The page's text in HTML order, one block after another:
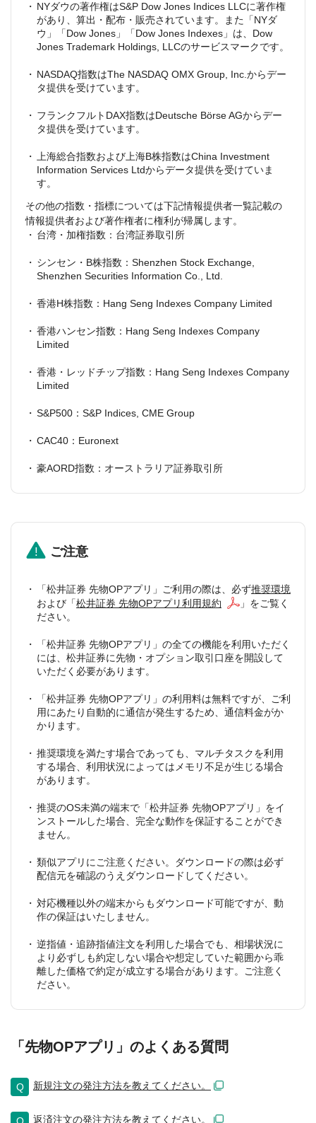
NYダウの著作権はS&P Dow Jones Indices LLCに著作権
があり、算出・配布・販売されています。また「NYダ
ウ」「Dow Jones」「Dow Jones Indexes」は、Dow
Jones Trademark Holdings, LLCのサービスマークです。
NASDAQ指数はThe NASDAQ OMX Group, Inc.からデー
タ提供を受けています。
フランクフルトDAX指数はDeutsche Börse AGからデー
タ提供を受けています。
上海総合指数および上海B株指数はChina Investment
Information Services Ltdからデータ提供を受けていま
す。
その他の指数・指標については下記情報提供者一覧記載の
情報提供者および著作権者に権利が帰属します。
台湾・加権指数：台湾証券取引所
シンセン・B株指数：Shenzhen Stock Exchange,
Shenzhen Securities Information Co., Ltd.
香港H株指数：Hang Seng Indexes Company Limited
香港ハンセン指数：Hang Seng Indexes Company
Limited
香港・レッドチップ指数：Hang Seng Indexes Company
Limited
S&P500：S&P Indices, CME Group
CAC40：Euronext
豪AORD指数：オーストラリア証券取引所
ご注意
「松井証券 先物OPアプリ」ご利用の際は、必ず推奨環境
および「松井証券 先物OPアプリ利用規約
」をご覧く
ださい。
「松井証券 先物OPアプリ」の全ての機能を利用いただく
には、松井証券に先物・オプション取引口座を開設して
いただく必要があります。
「松井証券 先物OPアプリ」の利用料は無料ですが、ご利
用にあたり自動的に通信が発生するため、通信料金がか
かります。
推奨環境を満たす場合であっても、マルチタスクを利用
する場合、利用状況によってはメモリ不足が生じる場合
があります。
推奨のOS未満の端末で「松井証券 先物OPアプリ」をイ
ンストールした場合、完全な動作を保証することができ
ません。
類似アプリにご注意ください。ダウンロードの際は必ず
配信元を確認のうえダウンロードしてください。
対応機種以外の端末からもダウンロード可能ですが、動
作の保証はいたしません。
逆指値・追跡指値注文を利用した場合でも、相場状況に
より必ずしも約定しない場合や想定していた範囲から乖
離した価格で約定が成立する場合があります。ご注意く
ださい。
「先物OPアプリ」のよくある質問
新規注文の発注方法を教えてください。
返済注文の発注方法を教えてください。